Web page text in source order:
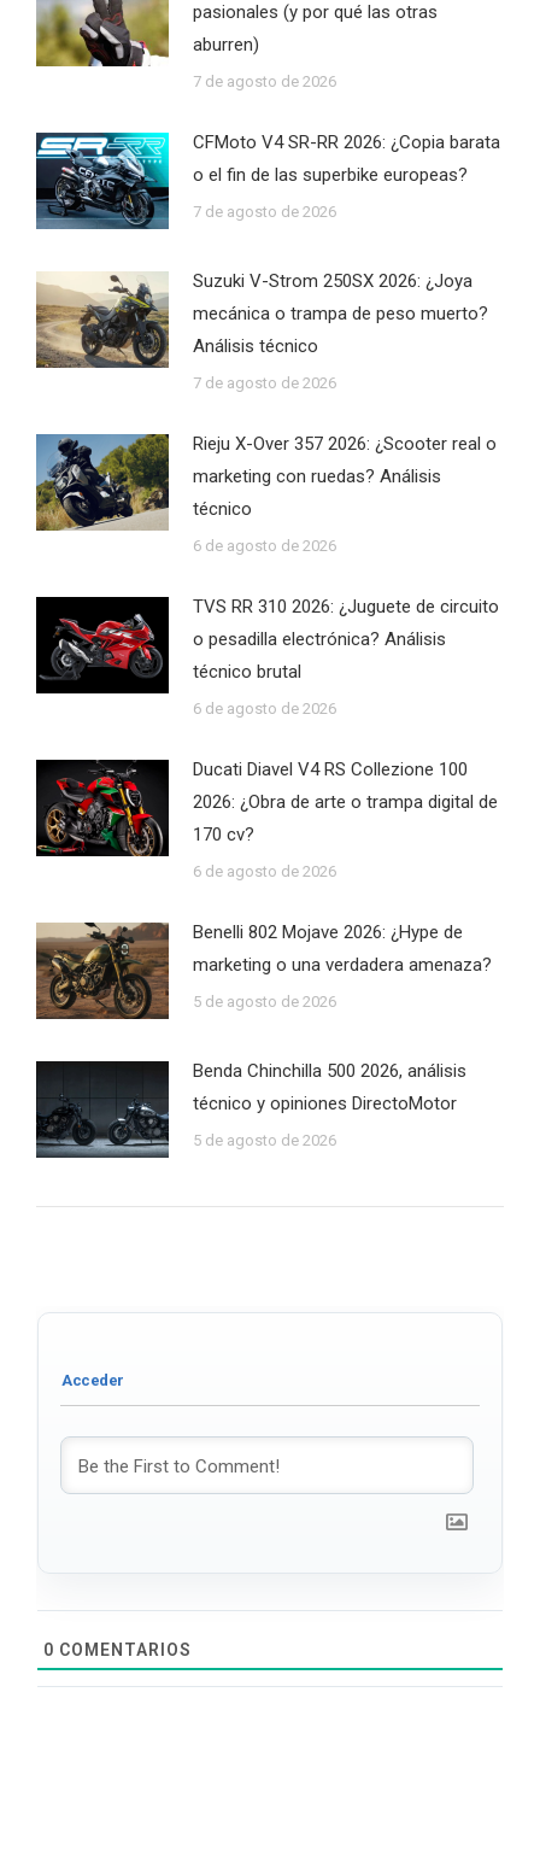
pasionales (y por qué las otras
aburren)
7 de agosto de 2026
CFMoto V4 SR-RR 2026: ¿Copia barata
o el fin de las superbike europeas?
7 de agosto de 2026
Suzuki V-Strom 250SX 2026: ¿Joya
mecánica o trampa de peso muerto?
Análisis técnico
7 de agosto de 2026
Rieju X-Over 357 2026: ¿Scooter real o
marketing con ruedas? Análisis
técnico
6 de agosto de 2026
TVS RR 310 2026: ¿Juguete de circuito
o pesadilla electrónica? Análisis
técnico brutal
6 de agosto de 2026
Ducati Diavel V4 RS Collezione 100
2026: ¿Obra de arte o trampa digital de
170 cv?
6 de agosto de 2026
Benelli 802 Mojave 2026: ¿Hype de
marketing o una verdadera amenaza?
5 de agosto de 2026
Benda Chinchilla 500 2026, análisis
técnico y opiniones DirectoMotor
5 de agosto de 2026
0 COMENTARIOS